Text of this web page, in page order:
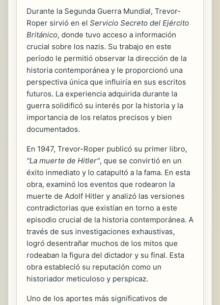
Durante la Segunda Guerra Mundial, Trevor-
Roper sirvió en el Servicio Secreto del Ejército
Británico, donde tuvo acceso a información
crucial sobre los nazis. Su trabajo en este
período le permitió observar la dirección de la
historia contemporánea y le proporcionó una
perspectiva única que influiría en sus escritos
futuros. La experiencia adquirida durante la
guerra solidificó su interés por la historia y la
importancia de los relatos precisos y bien
documentados.
En 1947, Trevor-Roper publicó su primer libro,
"La muerte de Hitler", que se convirtió en un
éxito inmediato y lo catapultó a la fama. En esta
obra, examinó los eventos que rodearon la
muerte de Adolf Hitler y analizó las versiones
contradictorias que existían en torno a este
episodio crucial de la historia contemporánea. A
través de sus investigaciones exhaustivas,
logró desentrañar muchos de los mitos que
rodeaban la figura del dictador y su final. Esta
obra estableció su reputación como un
historiador meticuloso y perspicaz.
Uno de los aportes más significativos de